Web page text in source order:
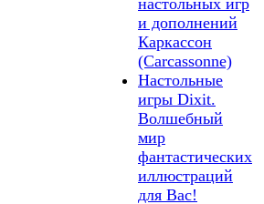
настольных игр
и дополнений
Каркассон
(Carcassonne)
Настольные
игры Dixit.
Волшебный
мир
фантастических
иллюстраций
для Вас!